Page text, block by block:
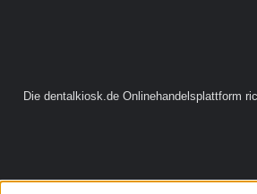
Die dentalkiosk.de Onlinehandelsplattform